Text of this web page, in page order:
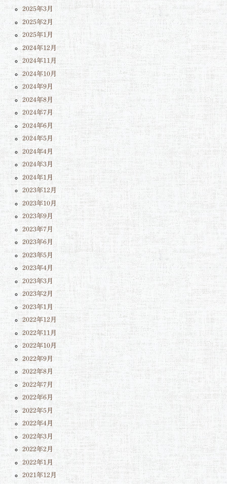
2025年3月
2025年2月
2025年1月
2024年12月
2024年11月
2024年10月
2024年9月
2024年8月
2024年7月
2024年6月
2024年5月
2024年4月
2024年3月
2024年1月
2023年12月
2023年10月
2023年9月
2023年7月
2023年6月
2023年5月
2023年4月
2023年3月
2023年2月
2023年1月
2022年12月
2022年11月
2022年10月
2022年9月
2022年8月
2022年7月
2022年6月
2022年5月
2022年4月
2022年3月
2022年2月
2022年1月
2021年12月